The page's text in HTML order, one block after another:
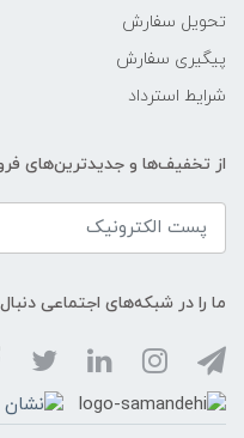
تحویل سفارش
پیگیری سفارش
شرایط استرداد
از تخفیف‌ها و جدیدترین‌های
ما را در شبکه‌های اجتماعی